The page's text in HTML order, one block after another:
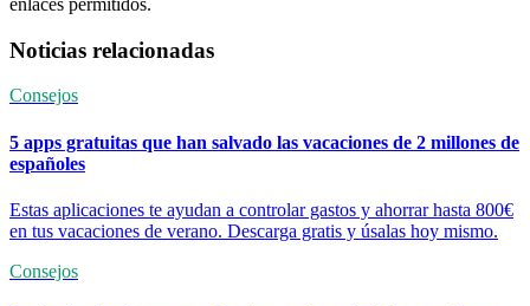
Noticias relacionadas
Consejos
5 apps gratuitas que han salvado las vacaciones de 2 millones de
españoles
Estas aplicaciones te ayudan a controlar gastos y ahorrar hasta 800€
en tus vacaciones de verano. Descarga gratis y úsalas hoy mismo.
Consejos